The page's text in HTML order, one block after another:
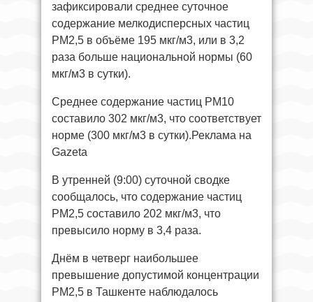
зафиксировали среднее суточное
содержание мелкодисперсных частиц
РМ2,5 в объёме 195 мкг/м3, или в 3,2
раза больше национальной нормы (60
мкг/м3 в сутки).
Среднее содержание частиц РМ10
составило 302 мкг/м3, что соответствует
норме (300 мкг/м3 в сутки).Реклама на
Gazeta
В утренней (9:00) суточной сводке
сообщалось, что содержание частиц
РМ2,5 составило 202 мкг/м3, что
превысило норму в 3,4 раза.
Днём в четверг наибольшее
превышение допустимой концентрации
PM2,5 в Ташкенте наблюдалось